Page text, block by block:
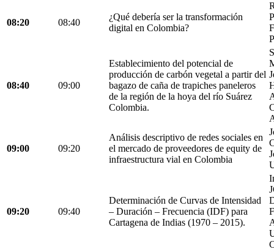
08:20 08:40
¿Qué debería ser la transformación
digital en Colombia?
08:40 09:00
Establecimiento del potencial de
producción de carbón vegetal a partir del
bagazo de caña de trapiches paneleros
de la región de la hoya del río Suárez
Colombia.
09:00 09:20
Análisis descriptivo de redes sociales en
el mercado de proveedores de equity de
infraestructura vial en Colombia
09:20 09:40
Determinación de Curvas de Intensidad
– Duración – Frecuencia (IDF) para
Cartagena de Indias (1970 – 2015).